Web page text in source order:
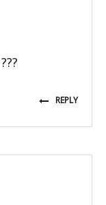
REPLY